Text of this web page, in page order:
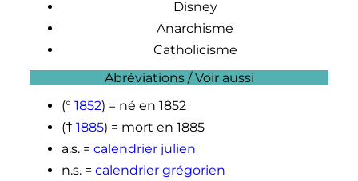
Disney
Anarchisme
Catholicisme
Abréviations / Voir aussi
(° 1852) = né en 1852
(† 1885) = mort en 1885
a.s. = calendrier julien
n.s. = calendrier grégorien